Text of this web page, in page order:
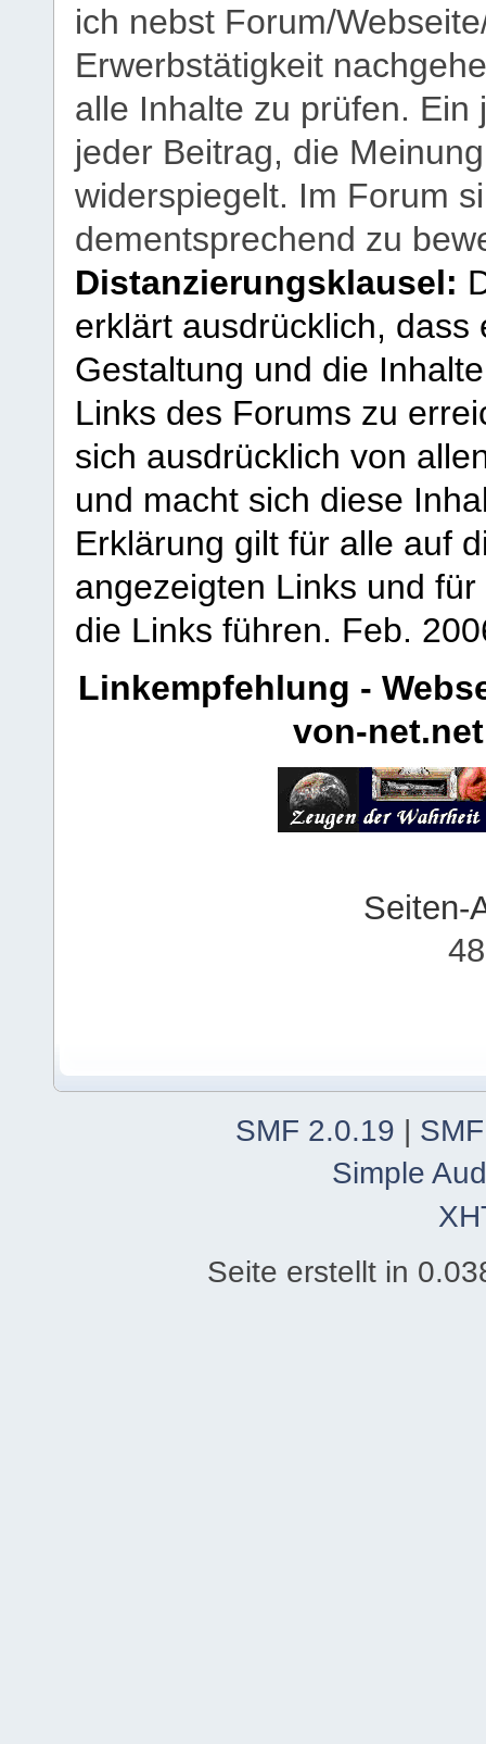
ich nebst Forum/
Erwerbstätigkeit
alle Inhalte zu prüfen.
jeder Beitrag, die
widerspiegelt. Im Forum
dementsprechend zu
Distanzierungsklausel:
erklärt ausdrücklich,
Gestaltung und die
Links des Forums zu
sich ausdrücklich von
und macht sich diese
Erklärung gilt für alle auf
angezeigten Links und
die Links führen. Feb.
Linkempfehlung -
von-net.net
Seiten-
SMF 2.0.19
Simple
Seite erstellt in